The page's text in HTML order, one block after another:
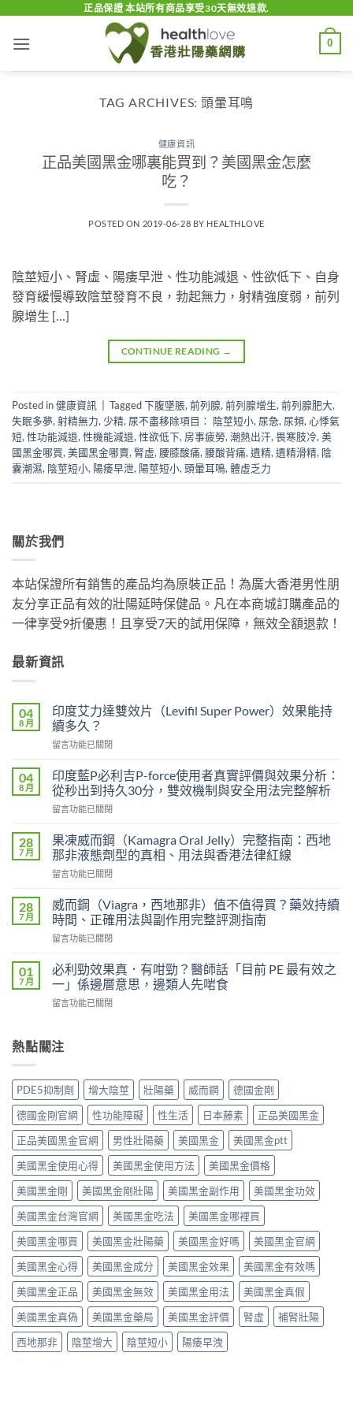
content
正品保證 本站所有商品享受30天無效退款.
0
TAG ARCHIVES: 頭暈耳鳴
健康資訊
正品美國黑金哪裏能買到？美國黑金怎麼
吃？
POSTED ON 2019-06-28 BY HEALTHLOVE
陰莖短小、腎虛、陽痿早泄、性功能減退、性欲低下、自身
發育緩慢導致陰莖發育不良，勃起無力，射精強度弱，前列
腺增生 […]
CONTINUE READING →
Posted in健康資訊 Tagged下腹墜脹, 前列腺, 前列腺增生, 前列腺肥大,
失眠多夢, 射精無力, 少精, 尿不盡移除項目： 陰莖短小, 尿急, 尿頻, 心悸氣
短, 性功能減退, 性機能減退, 性欲低下, 房事疲勞, 潮熱出汗, 畏寒肢冷, 美
國黑金哪買, 美國黑金哪賣, 腎虛, 腰膝酸痛, 腰酸背痛, 遺精, 遺精滑精, 陰
囊潮濕, 陰莖短小, 陽痿早泄, 陽莖短小, 頭暈耳鳴, 體虛乏力
關於我們
本站保證所有銷售的產品均為原裝正品！為廣大香港男性朋
友分享正品有效的壯陽延時保健品。凡在本商城訂購產品的
一律享受9折優惠！且享受7天的試用保障，無效全額退款！
最新資訊
04
8 月
印度艾力達雙效片（Levifil Super Power）效果能持
續多久？
在
度
艾
力
達
效
片
（Levifil
Super
效
果
持
多
久？〉
中
留言功能已關閉
04
8 月
印度藍P必利吉P-force使用者真實評價與效果分析：
從秒出到持久30分，雙效機制與安全用法完整解析
在
度
藍
P
必
吉
P-
force
使
者
真
評
效
析：
從
秒
出
到
持
久
30
分，
雙
效
機
制
與
安
全
用
法
完
整
留言功能已關閉
28
7 月
果凍威而鋼（Kamagra Oral Jelly）完整指南：西地
那非液態劑型的真相、用法與香港法律紅線
在
凍
威
而
鋼
Oral
Jelly）
整
西
非
液
態
劑
型
的
真
相、
用
法
與
香
港
法
律
紅
線〉
中
留言功能已關閉
28
7 月
威而鋼（Viagra，西地那非）值不值得買？藥效持續
時間、正確用法與副作用完整評測指南
在
而
鋼
（Viagra，
西
非）
值
得
買？
藥
效
持
續
時
間、
正
確
用
法
與
副
作
用
完
整
評
測
留言功能已關閉
01
7 月
必利勁效果真．有咁勁？醫師話「目前 PE 最有效之
一」係邊層意思，邊類人先啱食
在
勁
效
真．
有
咁
勁？
醫
師
話
「目
前
PE
最
有
效
之
一」
係
邊
層
意
思，
邊
留言功能已關閉
熱點關注
PDE5抑制劑 增大陰莖 壯陽藥 威而鋼
德國金剛
德國金剛官網
性功能障礙 性生活 日本藤素
正品美國黑金
正品美國黑金官網
男性壯陽藥 美國黑金
美國黑金ptt
美國黑金使用心得
美國黑金使用方法
美國黑金價格
美國黑金剛
美國黑金剛壯陽 美國黑金副作用
美國黑金功效
美國黑金台灣官網
美國黑金吃法
美國黑金哪裡買
美國黑金哪買
美國黑金壯陽藥 美國黑金好嗎
美國黑金官網
美國黑金心得
美國黑金成分 美國黑金效果
美國黑金有效嗎
美國黑金正品
美國黑金無效 美國黑金用法
美國黑金真假
美國黑金真偽
美國黑金藥局 美國黑金評價 腎虛
補腎壯陽
西地那非
陰莖增大 陰莖短小 陽痿早洩